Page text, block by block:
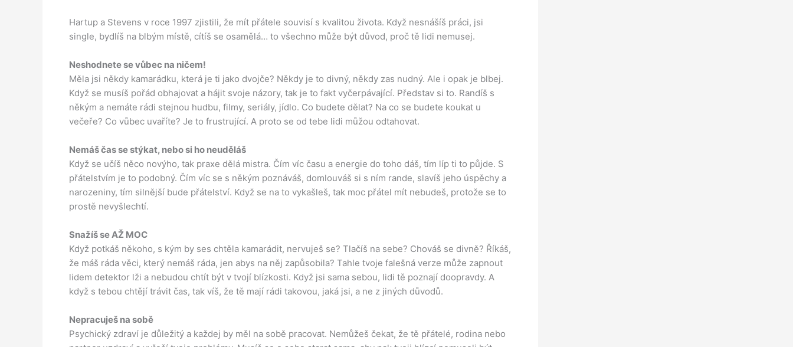
Hartup a Stevens v roce 1997 zjistili, že mít přátele souvisí s kvalitou života. Když nesnášíš práci, jsi
single, bydlíš na blbým místě, cítíš se osamělá… to všechno může být důvod, proč tě lidi nemusej.
Neshodnete se vůbec na ničem!
Měla jsi někdy kamarádku, která je ti jako dvojče? Někdy je to divný, někdy zas nudný. Ale i opak je blbej.
Když se musíš pořád obhajovat a hájit svoje názory, tak je to fakt vyčerpávající. Představ si to. Randíš s
někým a nemáte rádi stejnou hudbu, filmy, seriály, jídlo. Co budete dělat? Na co se budete koukat u
večeře? Co vůbec uvaříte? Je to frustrující. A proto se od tebe lidi můžou odtahovat.
Nemáš čas se stýkat, nebo si ho neuděláš
Když se učíš něco novýho, tak praxe dělá mistra. Čím víc času a energie do toho dáš, tím líp ti to půjde. S
přátelstvím je to podobný. Čím víc se s někým poznáváš, domlouváš si s ním rande, slavíš jeho úspěchy a
narozeniny, tím silnější bude přátelství. Když se na to vykašleš, tak moc přátel mít nebudeš, protože se to
prostě nevyšlechtí.
Snažíš se AŽ MOC
Když potkáš někoho, s kým by ses chtěla kamarádit, nervuješ se? Tlačíš na sebe? Chováš se divně? Říkáš,
že máš ráda věci, který nemáš ráda, jen abys na něj zapůsobila? Tahle tvoje falešná verze může zapnout
lidem detektor lži a nebudou chtít být v tvojí blízkosti. Když jsi sama sebou, lidi tě poznají doopravdy. A
když s tebou chtějí trávit čas, tak víš, že tě mají rádi takovou, jaká jsi, a ne z jiných důvodů.
Nepracuješ na sobě
Psychický zdraví je důležitý a každej by měl na sobě pracovat. Nemůžeš čekat, že tě přátelé, rodina nebo